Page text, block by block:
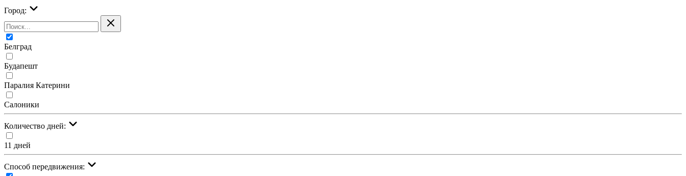
Город:
Белград
Будапешт
Паралия Катерини
Салоники
Количество дней:
11 дней
Cпособ передвижения: